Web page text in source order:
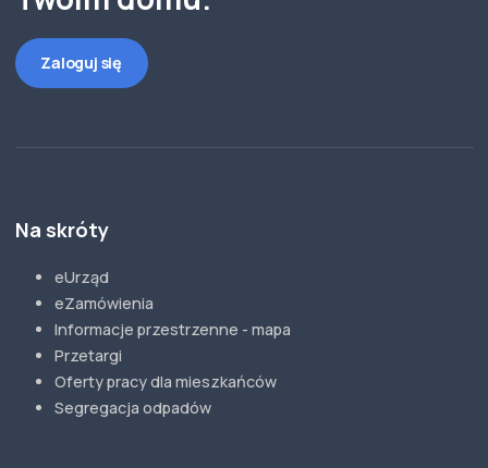
Zaloguj się
Na skróty
eUrząd
eZamówienia
Informacje przestrzenne - mapa
Przetargi
Oferty pracy dla mieszkańców
Segregacja odpadów